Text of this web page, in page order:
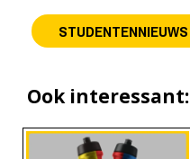
STUDENTENNIEUWS
Ook interessant: